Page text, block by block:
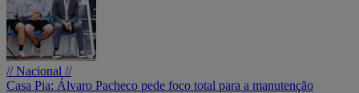
// Nacional //
Casa Pia: Álvaro Pacheco pede foco total para a manutenção